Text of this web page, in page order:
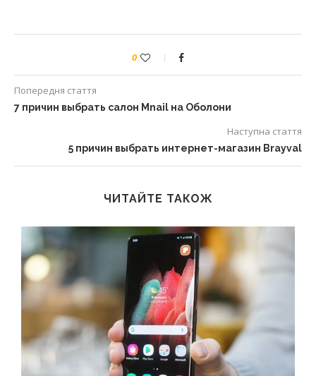
0
Попередня стаття
7 причин выбрать салон Mnail на Оболони
Наступна стаття
5 причин выбрать интернет-магазин Brayval
ЧИТАЙТЕ ТАКОЖ